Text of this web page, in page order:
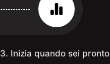
3. Inizia quando sei pronto